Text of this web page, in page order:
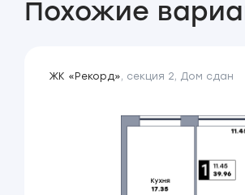
Похожие
ЖК «Рекорд», секция 2, Дом сдан